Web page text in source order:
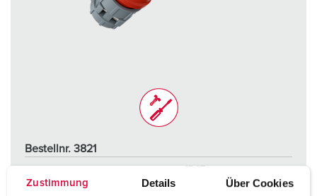
Zustimmung Details Über Cookies
Bestellnr. 3821